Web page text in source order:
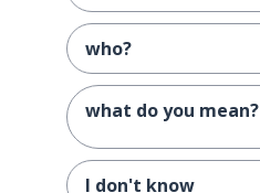
who?
what do you mean?
I don't know